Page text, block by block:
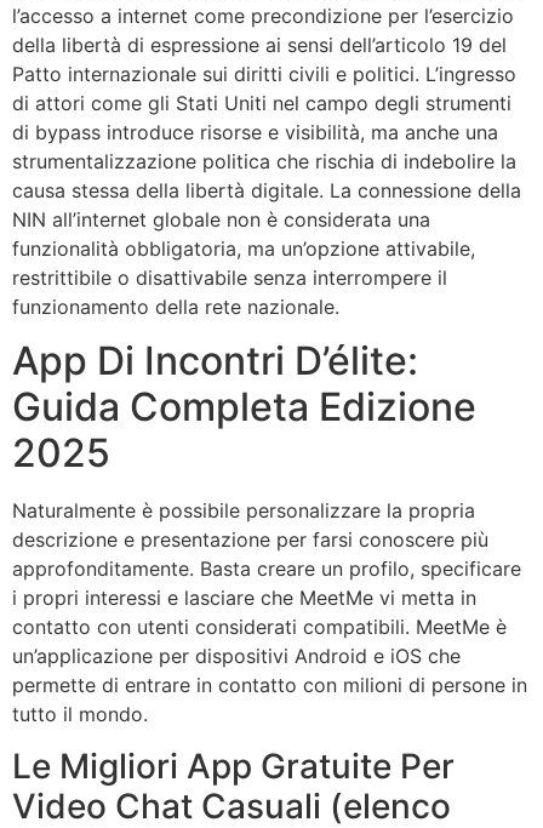
l’accesso a internet come precondizione per l’esercizio
della libertà di espressione ai sensi dell’articolo 19 del
Patto internazionale sui diritti civili e politici. L’ingresso
di attori come gli Stati Uniti nel campo degli strumenti
di bypass introduce risorse e visibilità, ma anche una
strumentalizzazione politica che rischia di indebolire la
causa stessa della libertà digitale. La connessione della
NIN all’internet globale non è considerata una
funzionalità obbligatoria, ma un’opzione attivabile,
restrittibile o disattivabile senza interrompere il
funzionamento della rete nazionale.
App Di Incontri D’élite:
Guida Completa Edizione
2025
Naturalmente è possibile personalizzare la propria
descrizione e presentazione per farsi conoscere più
approfonditamente. Basta creare un profilo, specificare
i propri interessi e lasciare che MeetMe vi metta in
contatto con utenti considerati compatibili. MeetMe è
un’applicazione per dispositivi Android e iOS che
permette di entrare in contatto con milioni di persone in
tutto il mondo.
Le Migliori App Gratuite Per
Video Chat Casuali (elenco